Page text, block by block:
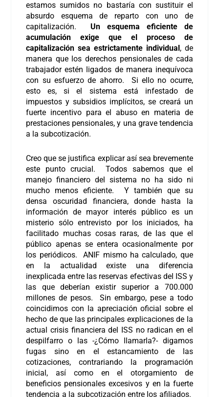
estamos sumidos no bastaría con sustituir el
absurdo esquema de reparto con uno de
capitalización. Un esquema eficiente de
acumulación
exige que el proceso de
capitalización sea estrictamente individual , de
manera que los derechos pensionales de cada
trabajador estén ligados de manera inequívoca
con su esfuerzo de ahorro. Si ello no ocurre,
esto es, si el sistema está infestado de
impuestos y subsidios implícitos, se creará un
fuerte incentivo para el abuso en materia de
prestaciones pensionales, y una grave tendencia
a la subcotización.
Creo que se justifica explicar así sea brevemente
este punto crucial. Todos sabemos que el
manejo financiero del sistema no ha sido ni
mucho menos eficiente. Y también que su
densa oscuridad financiera, donde hasta la
información de mayor interés público es un
misterio sólo entrevisto por los iniciados, ha
facilitado muchas cosas raras, de las que el
público apenas se entera ocasionalmente por
los periódicos. ANIF mismo ha calculado, que
en la actualidad existe una diferencia
inexplicada entre las reservas efectivas del ISS y
las que deberían existir superior a 700.000
millones de pesos. Sin embargo, pese a todo
coincidimos con la apreciación oficial sobre el
hecho de que las principales explicaciones de la
actual crisis financiera del ISS no radican en el
despilfarro o las -¿Cómo llamarla?- digamos
fugas sino en el estancamiento de las
cotizaciones, contrariando la programación
inicial, así como en el otorgamiento de
beneficios pensionales excesivos y en la fuerte
tendencia a la subcotización entre los afiliados.